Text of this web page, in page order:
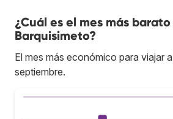
¿Cuál es el mes más
Barquisimeto?
El mes más económico para viajar
septiembre.